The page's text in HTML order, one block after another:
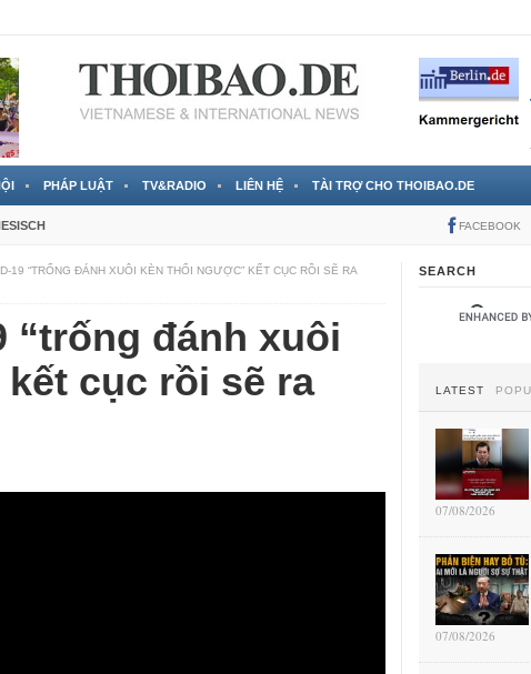
PHÁP LUẬT TV&RADIO LIÊN HỆ TÀI TRỢ CHO THOIBAO.DE
FACEBOOK
19 “TRỐNG ĐÁNH XUÔI KÈN THỔI NGƯỢC” KẾT CỤC RỒI SẼ RA
“trống đánh xuôi
cục rồi sẽ ra
SEARCH
LATEST
07/08/2026
07/08/2026